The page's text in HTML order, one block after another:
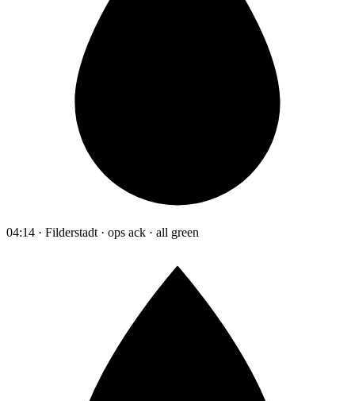
04:14 · Filderstadt · ops ack · all green